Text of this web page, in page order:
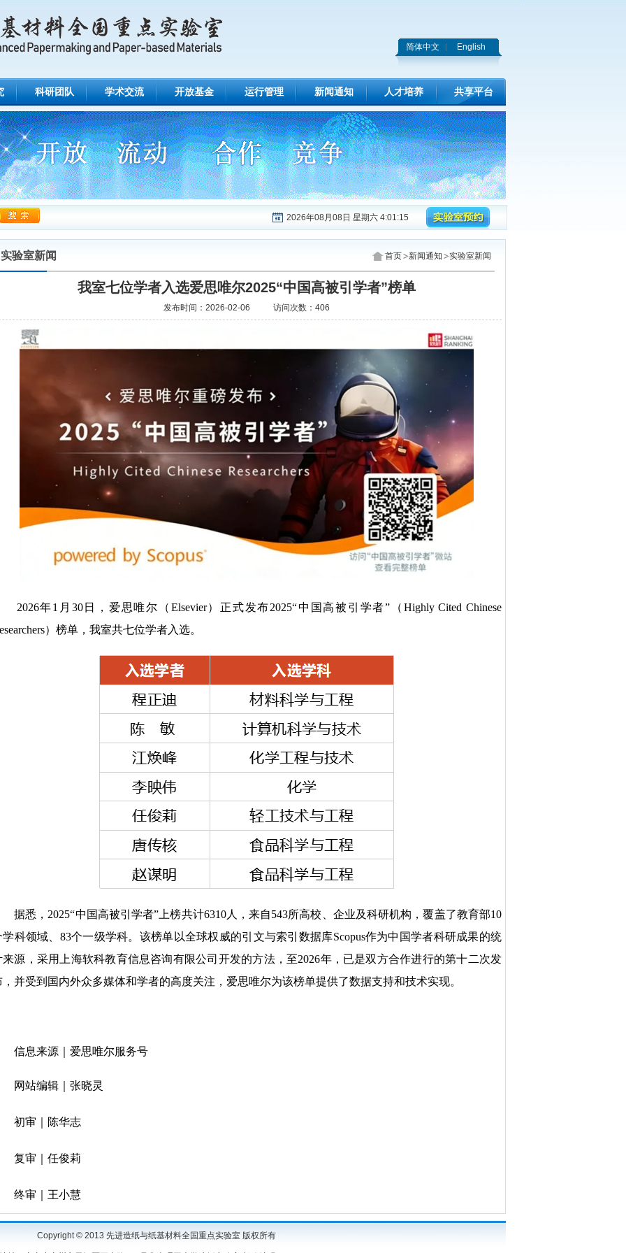
简体中文 English
科研团队 学术交流 开放基金 运行管理 新闻通知 人才培养 共享平台
2026年08月08日 星期六 4:01:16
实验室新闻 首页 新闻通知 实验室新闻
我室七位学者入选爱思唯尔2025“中国高被引学者”榜单
发布时间： 2026-02-06 访问次数： 406
年1月30日，爱思唯尔（Elsevier）正式发布2025“中国高被引学者”（Highly Cited Chinese
）榜单，我室共七位学者入选。
悉，2025“中国高被引学者”上榜共计6310人，来自543所高校、企业及科研机构，覆盖了教育部10
学科领域、83个一级学科。该榜单以全球权威的引文与索引数据库Scopus作为中国学者科研成果的统
来源，采用上海软科教育信息咨询有限公司开发的方法，至2026年，已是双方合作进行的第十二次发
，并受到国内外众多媒体和学者的高度关注，爱思唯尔为该榜单提供了数据支持和技术实现。
息来源｜爱思唯尔服务号
站编辑｜张晓灵
审｜陈华志
审｜任俊莉
审｜王小慧
Copyright © 2013 先进造纸与纸基材料全国重点实验室 版权所有